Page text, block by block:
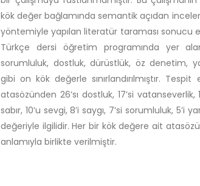
kök değer bağlamında semantik açıdan
yöntemiyle yapılan literatür taraması sonucu
Türkçe dersi öğretim programında yer
sorumluluk, dostluk, dürüstlük, öz denetim,
gibi on kök değerle sınırlandırılmıştır.
atasözünden 26’sı dostluk, 17’si vatanseverlik,
sabır, 10’u sevgi, 8’i saygı, 7’si sorumluluk, 5’i
değeriyle ilgilidir. Her bir kök değere ait
anlamıyla birlikte verilmiştir.